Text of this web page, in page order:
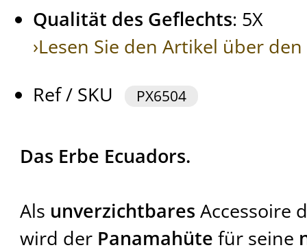
Qualität des Geflechts: 5X
›Lesen Sie den Artikel über
Ref / SKU
PX6504
Das Erbe Ecuadors.
Als unverzichtbares Accessoire
wird der Panamahüte für seine